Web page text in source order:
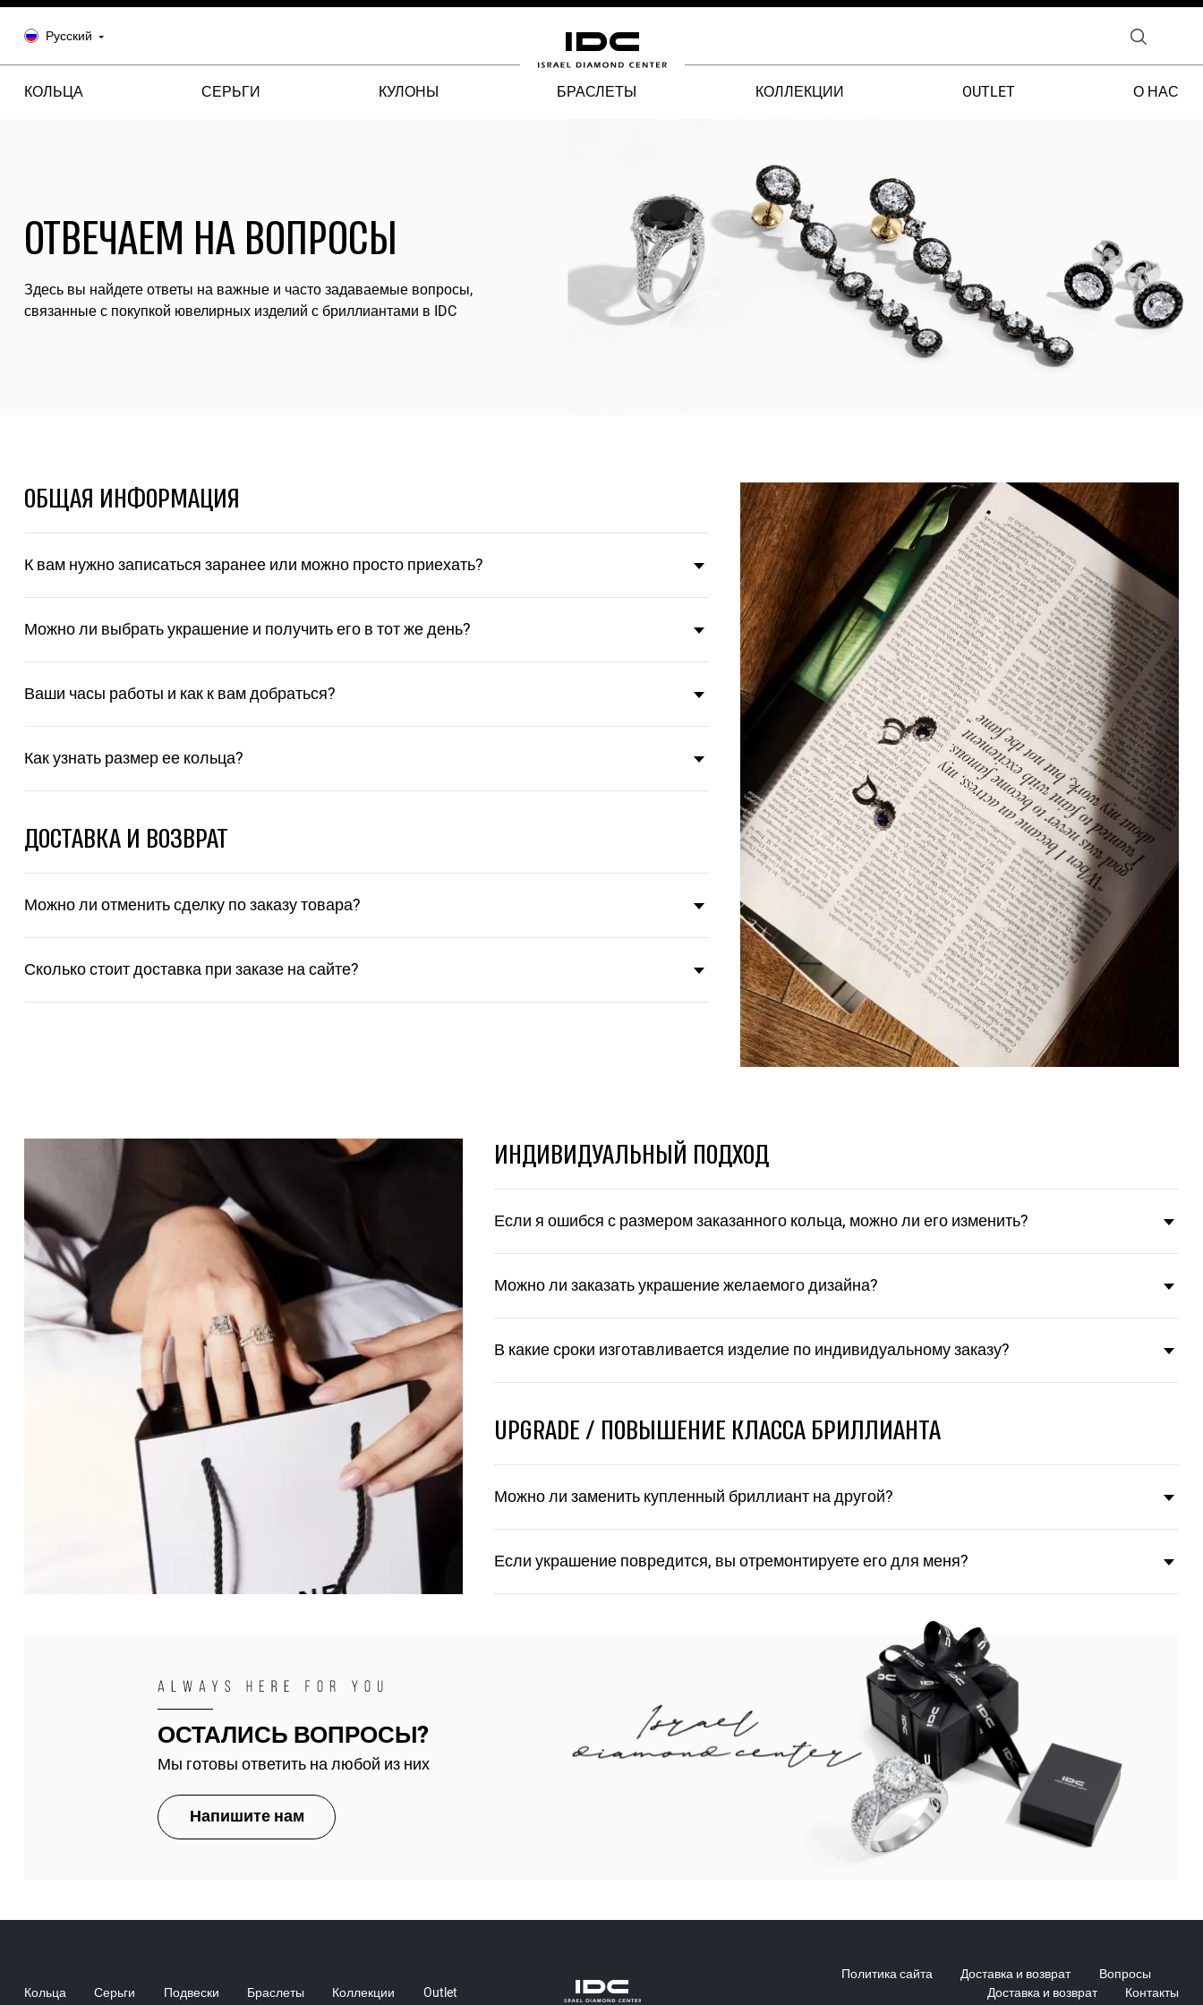
Русский
КОЛЬЦА СЕРЬГИ КУЛОНЫ БРАСЛЕТЫ КОЛЛЕКЦИИ OUTLET О НАС
ОТВЕЧАЕМ НА ВОПРОСЫ
Здесь вы найдете ответы на важные и часто задаваемые вопросы,
связанные с покупкой ювелирных изделий с бриллиантами в IDC
ОБЩАЯ ИНФОРМАЦИЯ
К вам нужно записаться заранее или можно просто приехать?
Можно ли выбрать украшение и получить его в тот же день?
Ваши часы работы и как к вам добраться?
Как узнать размер ее кольца?
ДОСТАВКА И ВОЗВРАТ
Можно ли отменить сделку по заказу товара?
Сколько стоит доставка при заказе на сайте?
ИНДИВИДУАЛЬНЫЙ ПОДХОД
Если я ошибся с размером заказанного кольца, можно ли его изменить?
Можно ли заказать украшение желаемого дизайна?
В какие сроки изготавливается изделие по индивидуальному заказу?
UPGRADE / ПОВЫШЕНИЕ КЛАССА БРИЛЛИАНТА
Можно ли заменить купленный бриллиант на другой?
Если украшение повредится, вы отремонтируете его для меня?
ОСТАЛИСЬ ВОПРОСЫ?
Мы готовы ответить на любой из них
Напишите нам
Кольца Серьги Подвески Браслеты Коллекции Outlet
Политика сайта Доставка и возврат
Вопросы
Доставка и возврат
Контакты